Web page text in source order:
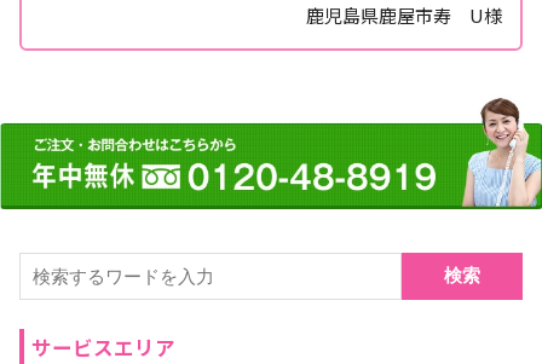
鹿児島県鹿屋市寿 U様
検索
サービスエリア